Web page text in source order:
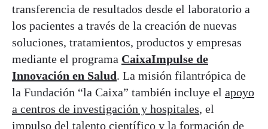
transferencia de resultados desde el laboratorio a
los pacientes a través de la creación de nuevas
soluciones, tratamientos, productos y empresas
mediante el programa CaixaImpulse de
Innovación en Salud. La misión filantrópica de
la Fundación “la Caixa” también incluye el apoyo
a centros de investigación y hospitales, el
impulso del talento científico y la formación de